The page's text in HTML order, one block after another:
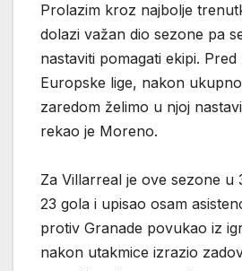
Prolazim kroz najbolje
dolazi važan dio sezone pa
nastaviti pomagati ekipi.
Europske lige, nakon
zaredom želimo u njoj
rekao je Moreno.
Za Villarreal je ove sezone u
23 gola i upisao osam
protiv Granade povukao iz
nakon utakmice izrazio